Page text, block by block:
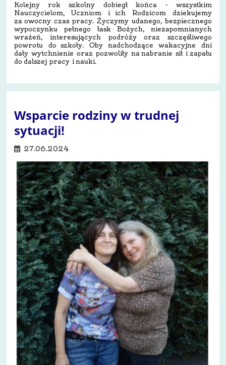
Kolejny rok szkolny dobiegł końca - wszystkim
Nauczycielom, Uczniom i ich Rodzicom dziekujemy
za owocny czas pracy. Życzymy udanego, bezpiecznego
wypoczynku pełnego łask Bożych, niezapomnianych
wrażeń, interesujących podróży oraz szczęśliwego
powrotu do szkoły. Oby nadchodzące wakacyjne dni
dały wytchnienie oraz pozwoliły na nabranie sił i zapału
do dalszej pracy i nauki.
Wsparcie rodziny w trudnej
sytuacji!
27.06.2024